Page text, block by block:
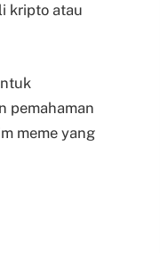
kripto atau
pemahaman
meme yang